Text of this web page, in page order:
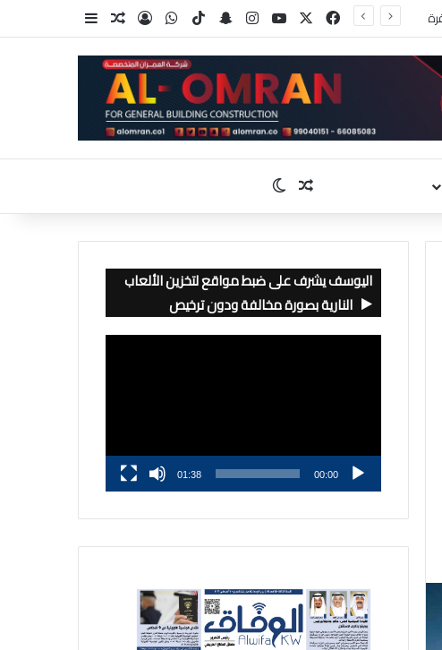
فيسبوك ‫YouTubeانستقرامسناب تشات
‫TikTokواتسابتسجيل الدخول
مقال عشوائي
إضافة عمود
مقال عشوائي
الوضع المظلم
اليوسف يشرف على ضبط مواقع لتخزين الألعاب
النارية بصورة مخالفة ودون ترخيص
00:00
01:38